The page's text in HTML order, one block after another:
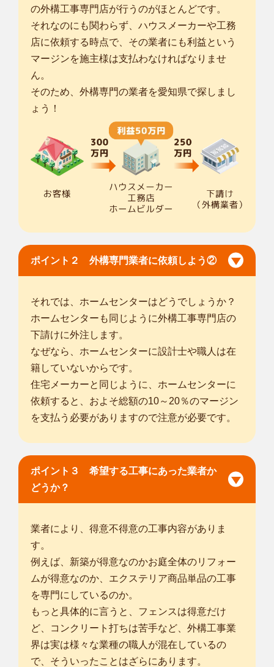
の外構工事専門店が行うのがほとんどです。
それなのにも関わらず、ハウスメーカーや工務
店に依頼する時点で、その業者にも利益という
マージンを施主様は支払わなければなりませ
ん。
そのため、外構専門の業者を愛知県で探しまし
ょう！
ポイント２ 外構専門業者に依頼しよう②
それでは、ホームセンターはどうでしょうか？
ホームセンターも同じように外構工事専門店の
下請けに外注します。
なぜなら、ホームセンターに設計士や職人は在
籍していないからです。
住宅メーカーと同じように、ホームセンターに
依頼すると、およそ総額の10～20％のマージン
を支払う必要がありますので注意が必要です。
ポイント３ 希望する工事にあった業者か
どうか？
業者により、得意不得意の工事内容がありま
す。
例えば、新築が得意なのかお庭全体のリフォー
ムが得意なのか、エクステリア商品単品の工事
を専門にしているのか。
もっと具体的に言うと、フェンスは得意だけ
ど、コンクリート打ちは苦手など、外構工事業
界は実は様々な業種の職人が混在しているの
で、そういったことはざらにあります。